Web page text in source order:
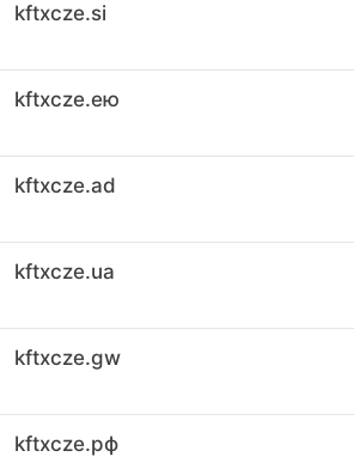
kftxcze.si
kftxcze.ею
kftxcze.ad
kftxcze.ua
kftxcze.gw
kftxcze.рф